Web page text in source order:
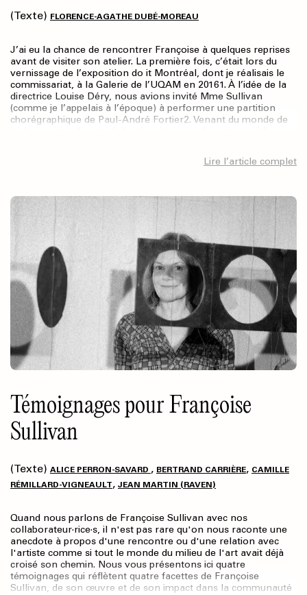
(Texte) FLORENCE-AGATHE DUBÉ-MOREAU
J’ai eu la chance de rencontrer Françoise à quelques reprises
avant de visiter son atelier. La première fois, c’était lors du
vernissage de l’exposition do it Montréal, dont je réalisais le
commissariat, à la Galerie de l’UQAM en 20161. À l’idée de la
directrice Louise Déry, nous avions invité Mme Sullivan
(comme je l’appelais à l’époque) à performer une partition
chorégraphique de Paul-André Fortier2. Venant du monde de
qui subsiste de cette interprétation ouvre une brèche
atemporelle.
Lire l’article complet
Témoignages pour Françoise
Sullivan
(Texte) ALICE PERRON-SAVARD , BERTRAND CARRIÈRE, CAMILLE
RÉMILLARD-VIGNEAULT, JEAN MARTIN (RAVEN)
Quand nous parlons de Françoise Sullivan avec nos
collaborateur·rice·s, il n'est pas rare qu'on nous raconte une
anecdote à propos d'une rencontre ou d'une relation avec
l'artiste comme si tout le monde du milieu de l'art avait déjà
croisé son chemin. Nous vous présentons ici quatre
témoignages qui réflètent quatre facettes de Françoise
Sullivan, de son œuvre et de son impact dans la communauté